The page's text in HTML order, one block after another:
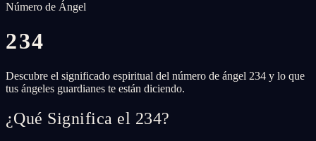
Número de Ángel
234
Descubre el significado espiritual del número de ángel 234 y lo que
tus ángeles guardianes te están diciendo.
¿Qué Significa el 234?